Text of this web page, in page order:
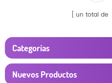
un total de
Categorías
Nuevos Productos